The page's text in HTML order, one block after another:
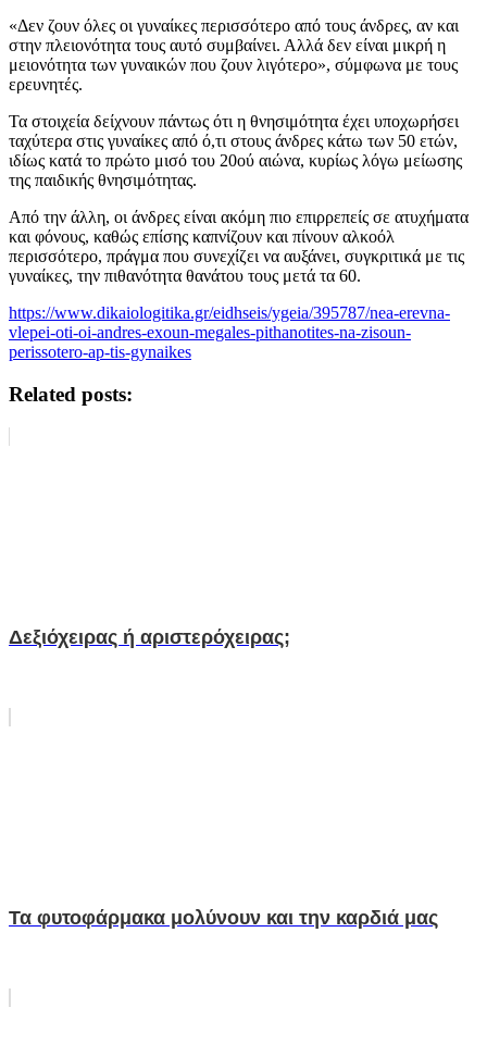
«Δεν ζουν όλες οι γυναίκες περισσότερο από τους άνδρες, αν και
στην πλειονότητα τους αυτό συμβαίνει. Αλλά δεν είναι μικρή η
μειονότητα των γυναικών που ζουν λιγότερο», σύμφωνα με τους
ερευνητές.
Τα στοιχεία δείχνουν πάντως ότι η θνησιμότητα έχει υποχωρήσει
ταχύτερα στις γυναίκες από ό,τι στους άνδρες κάτω των 50 ετών,
ιδίως κατά το πρώτο μισό του 20ού αιώνα, κυρίως λόγω μείωσης
της παιδικής θνησιμότητας.
Από την άλλη, οι άνδρες είναι ακόμη πιο επιρρεπείς σε ατυχήματα
και φόνους, καθώς επίσης καπνίζουν και πίνουν αλκοόλ
περισσότερο, πράγμα που συνεχίζει να αυξάνει, συγκριτικά με τις
γυναίκες, την πιθανότητα θανάτου τους μετά τα 60.
https://www.dikaiologitika.gr/eidhseis/ygeia/395787/nea-erevna-
vlepei-oti-oi-andres-exoun-megales-pithanotites-na-zisoun-
perissotero-ap-tis-gynaikes
Related posts:
Δεξιόχειρας ή αριστερόχειρας;
Τα φυτοφάρμακα μολύνουν και την καρδιά μας